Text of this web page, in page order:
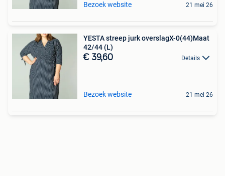
Bezoek website 21 mei 26
YESTA streep jurk overslagX-0(44)Maat
42/44 (L)
€ 39,60 Details
Bezoek website 21 mei 26